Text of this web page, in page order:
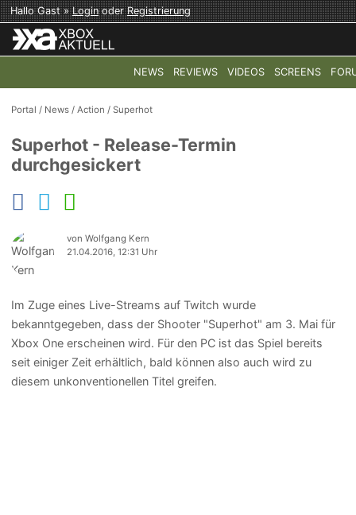
Hallo Gast »LoginoderRegistrierung
NEWS REVIEWS VIDEOS SCREENS
COD: MODERN WARFARE 4 HALO:
Portal / News /Action /Superhot
Superhot - Release-Termin
durchgesickert
von Wolfgang Kern
21.04.2016, 12:31 Uhr
Im Zuge eines Live-Streams auf Twitch wurde
bekanntgegeben, dass der Shooter "Superhot" am 3. Mai für
Xbox One erscheinen wird. Für den PC ist das Spiel bereits
seit einiger Zeit erhältlich, bald können also auch wird zu
diesem unkonventionellen Titel greifen.